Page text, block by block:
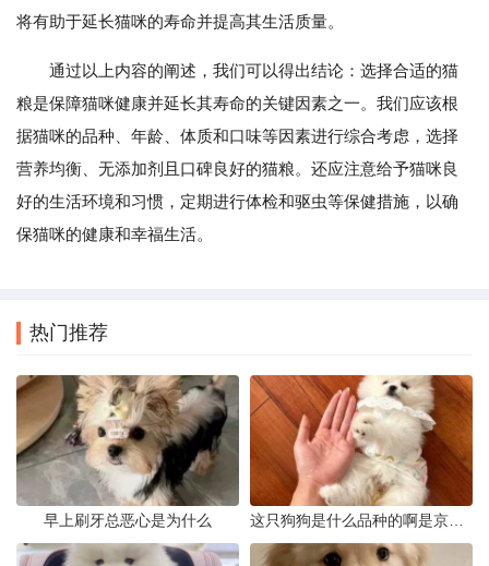
将有助于延长猫咪的寿命并提高其生活质量。
通过以上内容的阐述，我们可以得出结论：选择合适的猫
粮是保障猫咪健康并延长其寿命的关键因素之一。我们应该根
据猫咪的品种、年龄、体质和口味等因素进行综合考虑，选择
营养均衡、无添加剂且口碑良好的猫粮。还应注意给予猫咪良
好的生活环境和习惯，定期进行体检和驱虫等保健措施，以确
保猫咪的健康和幸福生活。
热门推荐
早上刷牙总恶心是为什么